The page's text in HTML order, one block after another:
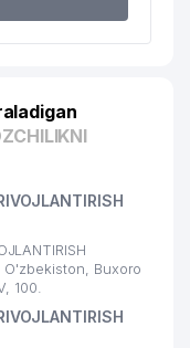
O'zbekiston, Buxoro
100.